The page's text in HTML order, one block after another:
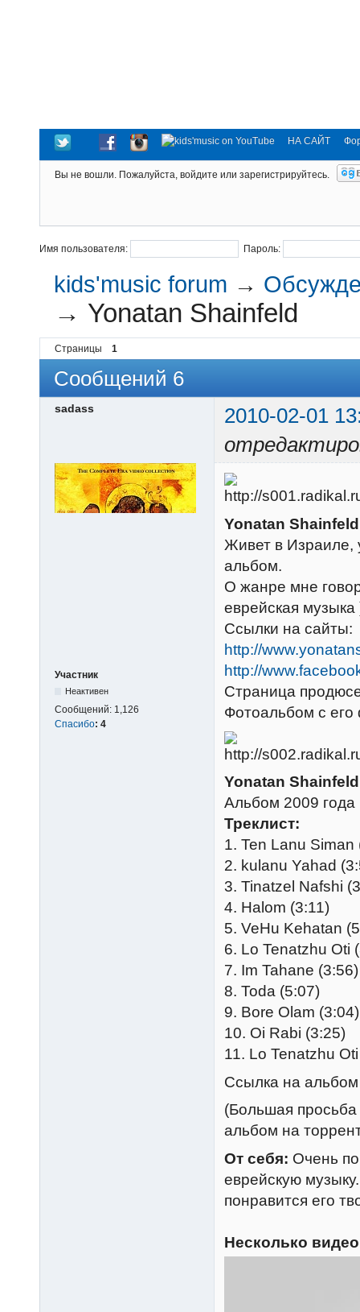
НА САЙТ
Вы не вошли. Пожалуйста, войдите или зарегистрируйтесь.
Имя пользователя: Пароль:
kids'music forum →
→ Yonatan Shainfeld
Страницы 1
Сообщений 6
sadass
2010-02-01
Участник
Неактивен
Сообщений: 1,126
Спасибо: 4
Yonatan Shainfeld
Живет в Израиле,
альбом.
О жанре мне
еврейская музыка
Ссылки на сайты:
http://
http://
Страница
Фотоальбом с
Yonatan
Альбом 2009 года
Треклист:
1. Ten Lanu Siman
2. kulanu Yahad
3. Tinatzel Nafshi
4. Halom (3:11)
5. VeHu Kehatan
6. Lo Tenatzhu Oti
7. Im Tahane (3:56)
8. Toda (5:07)
9. Bore Olam (3:04)
10. Oi Rabi (3:25)
11. Lo Tenatzhu
Ссылка на
(Большая
альбом на
От себя: Очень
еврейскую
понравится его
Несколько